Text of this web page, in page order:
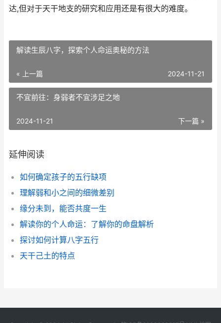
达,但对于天干地支的研究和应用还是有很大的难度。
解读生辰八字，探索个人命运奥秘的方法
« 上一篇 2024-11-21
不宜前往：身弱者不宜涉足之地
下一篇 »
2024-11-21
延伸阅读
如何确定孩子的五行缺项
理解弱和小之间的细微差别
缘分未到，能否共度一生
解读你的个人命运：了解你的命盘解析
探讨如何计算八字五行
天干己土的特点